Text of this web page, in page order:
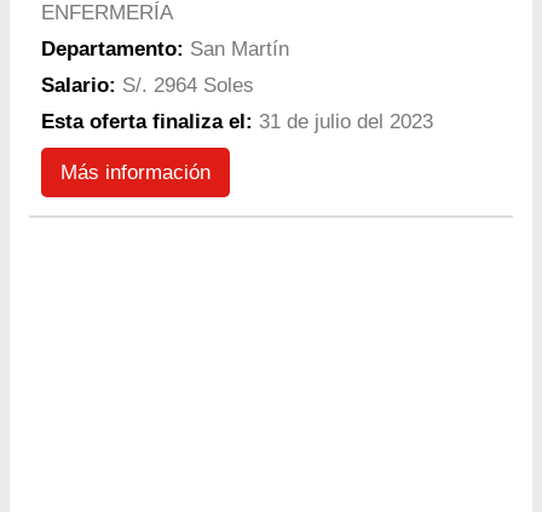
ENFERMERÍA
Departamento: San Martín
Salario: S/. 2964 Soles
Esta oferta finaliza el: 31 de julio del 2023
Más información